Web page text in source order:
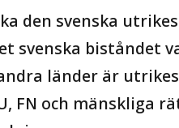
den svenska
svenska biståndet
länder är
FN och mänskliga